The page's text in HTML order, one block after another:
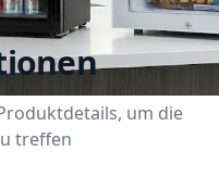
um die
treffen